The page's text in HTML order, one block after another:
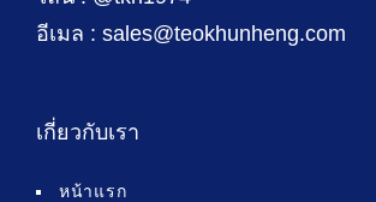
อีเมล : sales@teokhunheng.com
เกี่ยวกับเรา
หน้าแรก